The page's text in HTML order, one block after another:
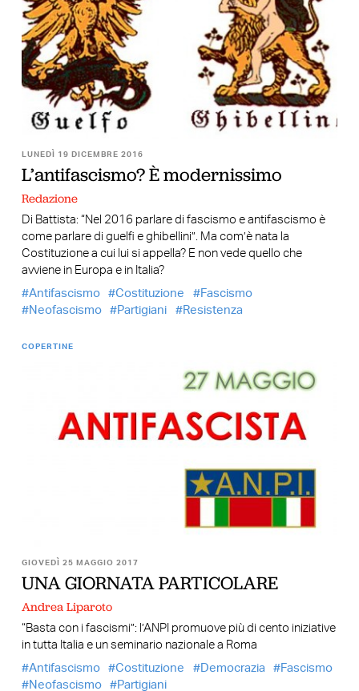
LUNEDÌ 19 DICEMBRE 2016
L’antifascismo? È modernissimo
Redazione
Di Battista: “Nel 2016 parlare di fascismo e antifascismo è
come parlare di guelfi e ghibellini”. Ma com’è nata la
Costituzione a cui lui si appella? E non vede quello che
avviene in Europa e in Italia?
Antifascismo
Costituzione
Fascismo
Neofascismo
Partigiani Resistenza
COPERTINE
GIOVEDÌ 25 MAGGIO 2017
UNA GIORNATA PARTICOLARE
Andrea Liparoto
“Basta con i fascismi”: l’ANPI promuove più di cento iniziative
in tutta Italia e un seminario nazionale a Roma
Antifascismo
Costituzione Democrazia
Fascismo
Neofascismo
Partigiani